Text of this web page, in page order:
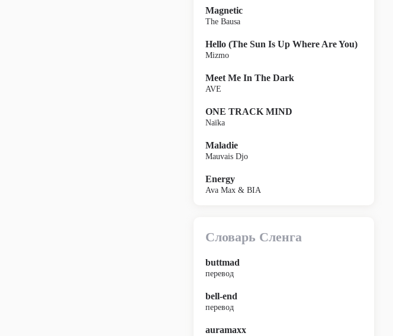
Magnetic
The Bausa
Hello (The Sun Is Up Where Are You)
Mizmo
Meet Me In The Dark
AVE
ONE TRACK MIND
Naïka
Maladie
Mauvais Djo
Energy
Ava Max & BIA
Словарь Сленга
buttmad
перевод
bell-end
перевод
auramaxx